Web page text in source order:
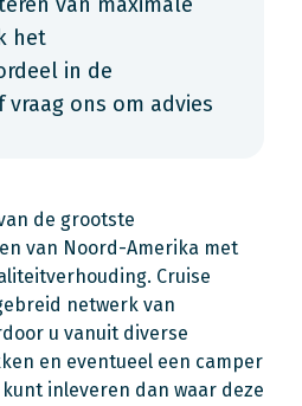
het
in de
vraag ons om advies
de grootste
van Noord-Amerika met
Cruise
netwerk van
u vanuit diverse
en eventueel een camper
inleveren dan waar deze